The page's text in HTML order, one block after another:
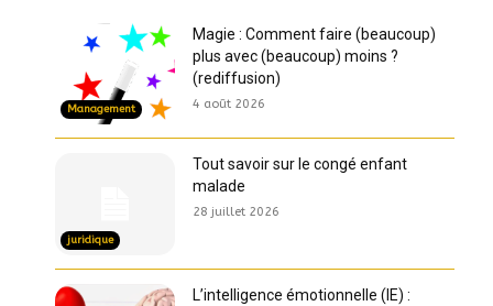
Management
Magie : Comment faire (beaucoup)
plus avec (beaucoup) moins ?
(rediffusion)
4 août 2026
juridique
Tout savoir sur le congé enfant
malade
28 juillet 2026
L’intelligence émotionnelle (IE) :